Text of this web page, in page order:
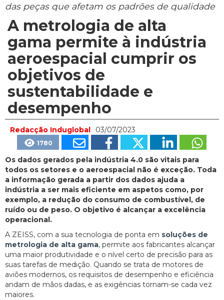
das peças que afetam os padrões de qualidade
A metrologia de alta
gama permite à indústria
aeroespacial cumprir os
objetivos de
sustentabilidade e
desempenho
Redacção Induglobal 03/07/2023
1780
Os dados gerados pela indústria 4.0 são vitais para
todos os setores e o aeroespacial não é exceção. Toda
a informação gerada a partir dos dados ajuda a
indústria a ser mais eficiente em aspetos como, por
exemplo, a redução do consumo de combustível, de
ruído ou de peso. O objetivo é alcançar a excelência
operacional.
A ZEISS, com a sua tecnologia de ponta em soluções de
metrologia de alta gama, permite aos fabricantes alcançar
uma maior produtividade e o nível certo de precisão para as
suas tarefas de medição. Quando se trata de motores de
aviões modernos, os requisitos de desempenho e eficiência
andam de mãos dadas, e as exigências tornam-se cada vez
maiores.